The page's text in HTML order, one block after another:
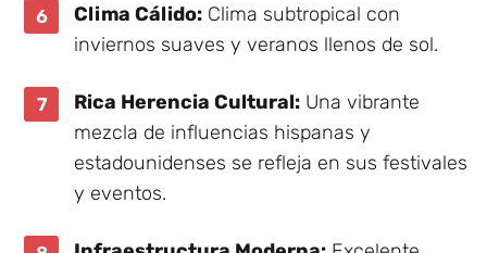
Clima Cálido: Clima subtropical con
inviernos suaves y veranos llenos de sol.
Rica Herencia Cultural: Una vibrante
mezcla de influencias hispanas y
estadounidenses se refleja en sus festivales
y eventos.